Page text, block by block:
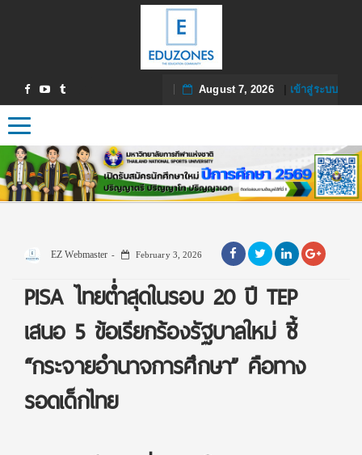
August 7, 2026| เข้าสู่ระบบ
Toggle navigation
EZ Webmaster February 3, 2026
PISA ไทยต่ำสุดในรอบ 20 ปี TEP
เสนอ 5 ข้อเรียกร้องรัฐบาลใหม่ ชี้
“กระจายอำนาจการศึกษา” คือทาง
รอดเด็กไทย